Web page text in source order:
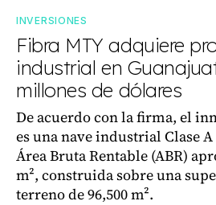
INVERSIONES
Fibra MTY adquiere
industrial en
millones de dólares
De acuerdo con la firma, el
es una nave industrial Clase
Área Bruta Rentable (ABR)
m², construida sobre una
terreno de 96,500 m².